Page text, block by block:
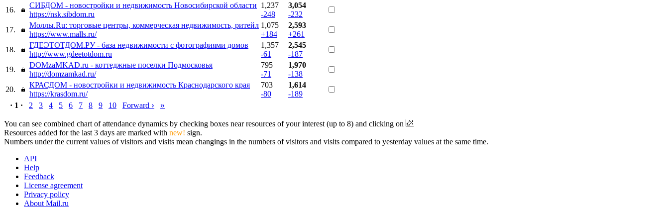
16.
СИБДОМ - новостройки и недвижимость Новосибирской области
https://nsk.sibdom.ru
1,237
-248
3,054
-232
17.
Моллы.Ru: торговые центры, коммерческая недвижимость, ритейл
https://www.malls.ru/
1,075
+184
2,593
+261
18.
ГДЕЭТОТДОМ.РУ - база недвижимости с фотографиями домов
http://www.gdeetotdom.ru
1,357
-61
2,545
-187
19.
DOMzaMKAD.ru - коттеджные поселки Подмосковья
http://domzamkad.ru/
795
-71
1,970
-138
20.
КРАСДОМ - новостройки и недвижимость Краснодарского края
https://krasdom.ru/
703
-80
1,614
-189
· 1 ·
2 3 4 5 6 7 8 9 10 Forward › »
You can see combined chart of attendance dynamics by checking boxes near resources of your interest (up to 8) and clicking on
Resources added for the last 3 days are marked with new! sign.
Numbers under the current values of visitors and visits mean changings in the numbers of visitors and visits compared to yesterday values at the same time.
API
Help
Feedback
License agreement
Privacy policy
About Mail.ru